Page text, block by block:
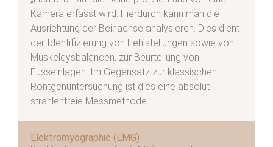
Kamera erfasst wird. Hierdurch kann man die
Ausrichtung der Beinachse analysieren. Dies dient
der Identifizierung von Fehlstellungen sowie von
Muskeldysbalancen, zur Beurteilung von
Fusseinlagen. Im Gegensatz zur klassischen
Röntgenuntersuchung ist dies eine absolut
strahlenfreie Messmethode.
Elektromyographie (EMG)